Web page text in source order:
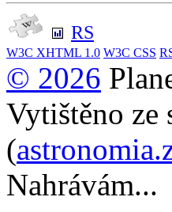
RS
W3C XHTML 1.0 W3C CSS
© 2026
Vytištěno ze
(
Nahrávám...